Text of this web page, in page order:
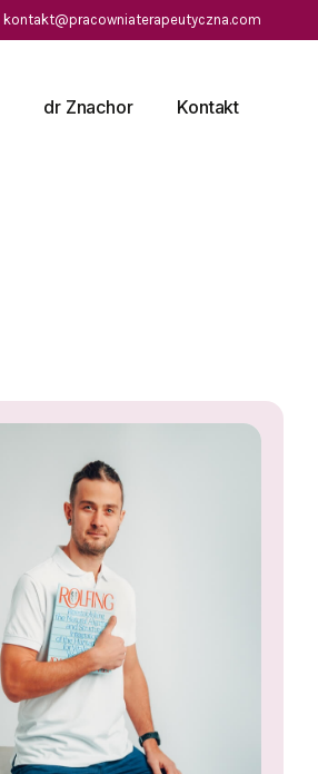
kontakt@pracowniaterapeutyczna.com
dr Znachor Kontakt